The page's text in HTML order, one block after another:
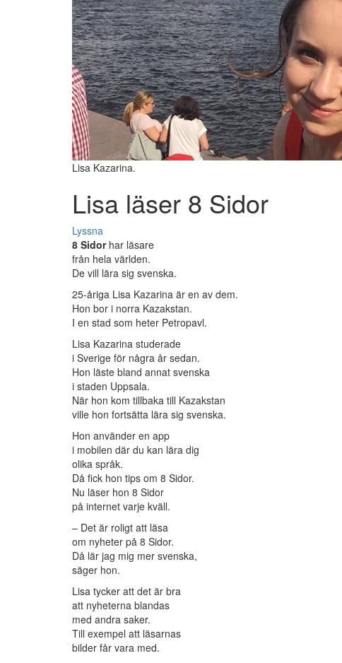
Lisa Kazarina.
Lisa läser 8 Sidor
Lyssna
8 Sidorhar läsare
från hela världen.
De vill lära sig svenska.
25-åriga Lisa Kazarina är en av dem.
Hon bor i norra Kazakstan.
I en stad som heter Petropavl.
Lisa Kazarina studerade
i Sverige för några år sedan.
Hon läste bland annat svenska
i staden Uppsala.
När hon kom tillbaka till Kazakstan
ville hon fortsätta lära sig svenska.
Hon använder en app
i mobilen där du kan lära dig
olika språk.
Då fick hon tips om 8 Sidor.
Nu läser hon 8 Sidor
på internet varje kväll.
– Det är roligt att läsa
om nyheter på 8 Sidor.
Då lär jag mig mer svenska,
säger hon.
Lisa tycker att det är bra
att nyheterna blandas
med andra saker.
Till exempel att läsarnas
bilder får vara med.